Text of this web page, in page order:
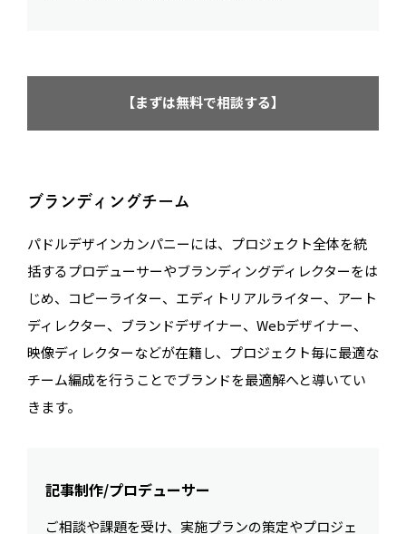
【まずは無料で相談する】
ブランディングチーム
パドルデザインカンパニーには、プロジェクト全体を統
括するプロデューサーやブランディングディレクターをは
じめ、コピーライター、エディトリアルライター、アート
ディレクター、ブランドデザイナー、Webデザイナー、
映像ディレクターなどが在籍し、プロジェクト毎に最適な
チーム編成を行うことでブランドを最適解へと導いてい
きます。
記事制作/プロデューサー
ご相談や課題を受け、実施プランの策定やプロジェ